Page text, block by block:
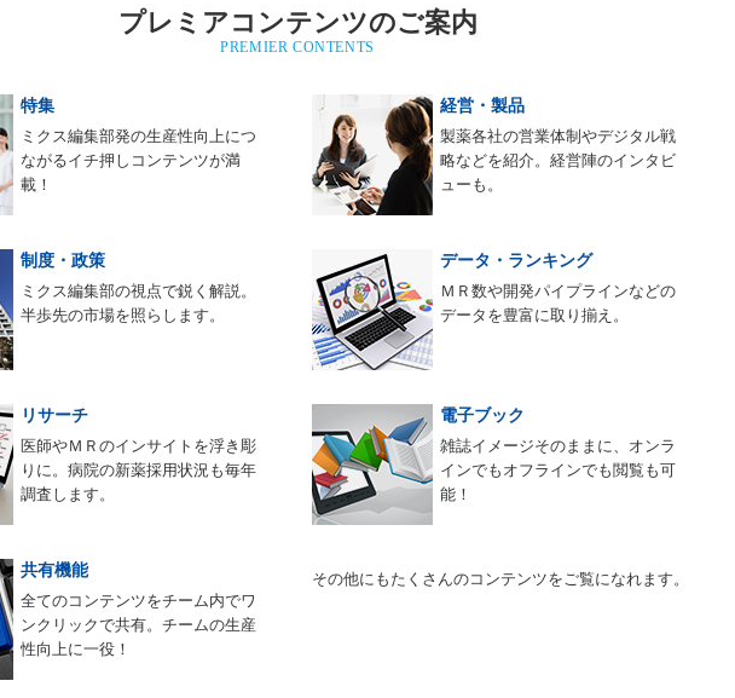
プレミアコンテンツのご案内
PREMIER CONTENTS
特集
ミクス編集部発の生産性向上につ
ながるイチ押しコンテンツが満
載！
経営・製品
製薬各社の営業体制やデジタル戦
略などを紹介。経営陣のインタビ
ューも。
制度・政策
ミクス編集部の視点で鋭く解説。
半歩先の市場を照らします。
データ・ランキング
ＭＲ数や開発パイプラインなどの
データを豊富に取り揃え。
リサーチ
医師やＭＲのインサイトを浮き彫
りに。病院の新薬採用状況も毎年
調査します。
電子ブック
雑誌イメージそのままに、オンラ
インでもオフラインでも閲覧も可
能！
共有機能
全てのコンテンツをチーム内でワ
ンクリックで共有。チームの生産
性向上に一役！
その他にもたくさんのコンテンツをご覧になれます。